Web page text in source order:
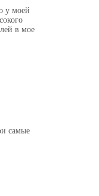
у моей
в мое
самые